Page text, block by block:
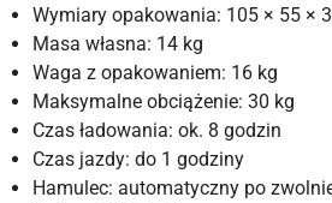
Wymiary opakowania: 105 × 55 ×
Masa własna: 14 kg
Waga z opakowaniem: 16 kg
Maksymalne obciążenie: 30 kg
Czas ładowania: ok. 8 godzin
Czas jazdy: do 1 godziny
Hamulec: automatyczny po